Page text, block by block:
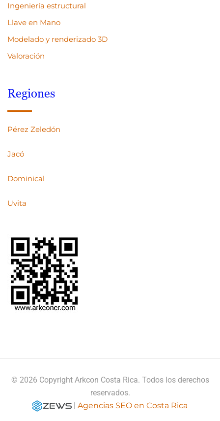
Ingeniería estructural
Llave en Mano
Modelado y renderizado 3D
Valoración
Regiones
Pérez Zeledón
Jacó
Dominical
Uvita
© 2026 Copyright Arkcon Costa Rica. Todos los derechos
reservados.
| Agencias SEO en Costa Rica